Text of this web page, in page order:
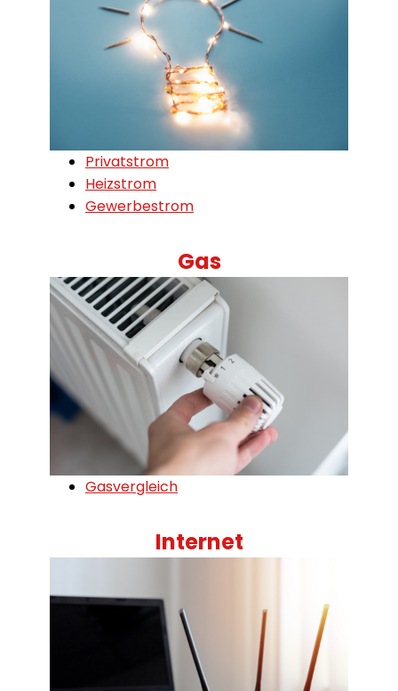
Privatstrom
Heizstrom
Gewerbestrom
Gas
Gasvergleich
Internet